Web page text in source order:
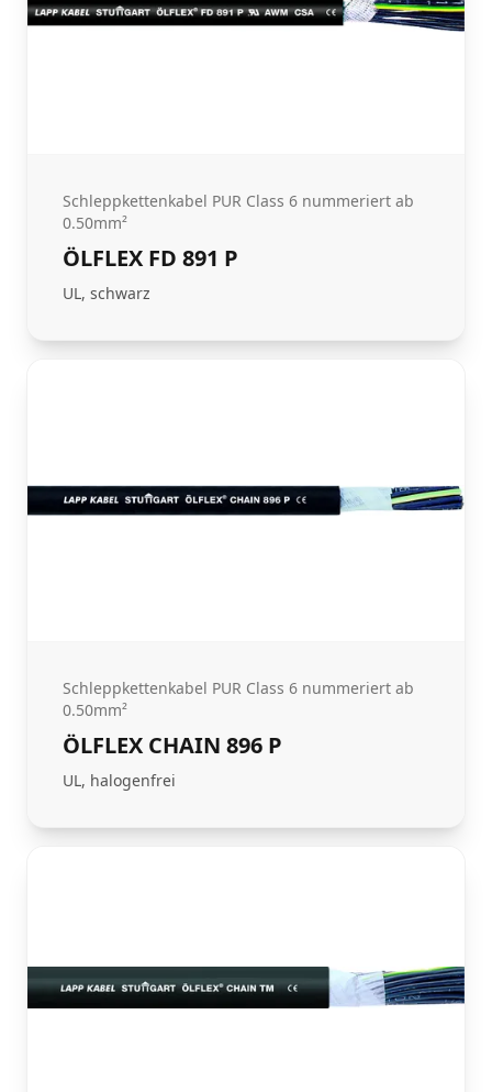
Schleppkettenkabel PUR Class 6 nummeriert ab
0.50mm²
ÖLFLEX FD 891 P
UL, schwarz
Schleppkettenkabel PUR Class 6 nummeriert ab
0.50mm²
ÖLFLEX CHAIN 896 P
UL, halogenfrei